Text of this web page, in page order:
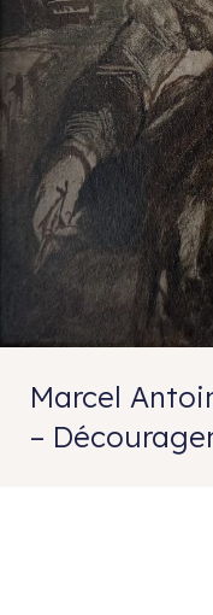
Marcel
–